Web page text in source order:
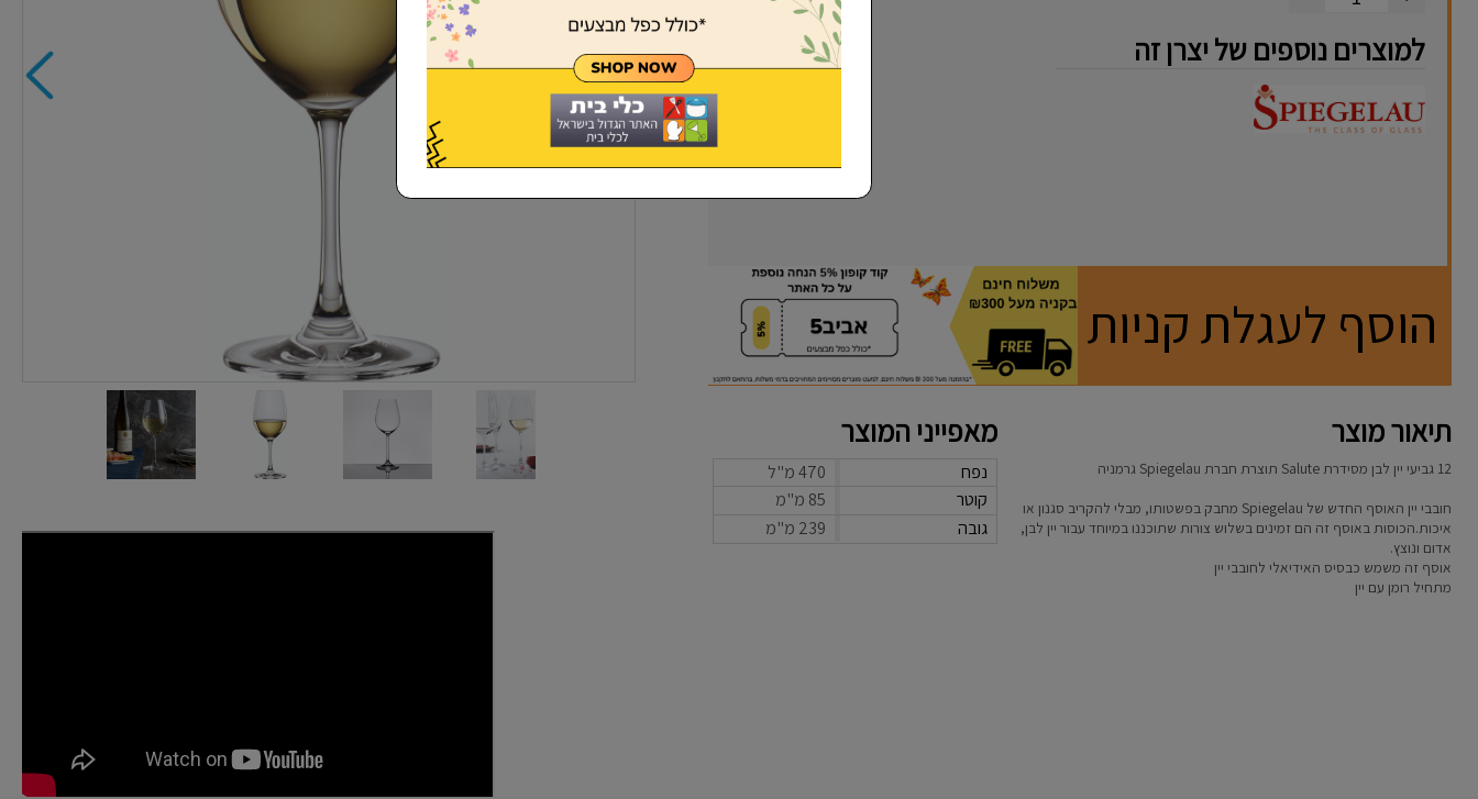
שכחתי סיסמא למוצרים נוספים של יצרן זה
הוסף לעגלת קניות
תיאור מוצר מאפייני המוצר
נפח
470 מ"ל
קוטר
85 מ"מ
גובה
239 מ"מ
12 גביעי יין לבן מסידרת Salute תוצרת חברת
Spiegelau גרמניה
חובבי יין האוסף החדש של Spiegelau מחבק בפשטותו, מבלי להקריב סגנון או
איכות.הכוסות באוסף זה הם זמינים בשלוש צורות שתוכננו במיוחד עבור יין לבן,
אדום ונוצץ.
אוסף זה משמש כבסיס האידיאלי לחובבי יין
מתחיל רומן עם יין